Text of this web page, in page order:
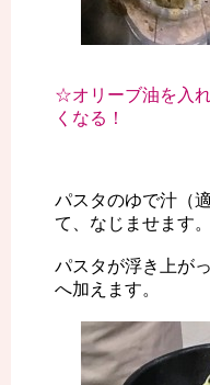
☆オリーブ油を入
くなる！
パスタのゆで汁（
て、なじませます。
パスタが浮き上が
へ加えます。